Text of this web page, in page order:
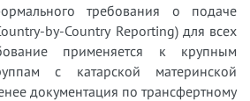
требования о подаче
by-Country Reporting) для всех
применяется к крупным
с катарской материнской
документация по трансфертному